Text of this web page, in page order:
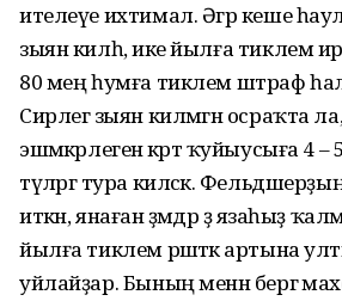
ителеүе ихтимал. Әгәр кеше
зыян килһә, ике йылға тиклем
80 мең һумға тиклем штраф
Сирлегә зыян килмәгән осраҡта
эшмәкәрлегенә кәртә ҡуйыусыға
түләргә тура киләсәк.
иткән, янаған әҙәмдәр ҙә язаһыҙ
йылға тиклем рәшәткә артына
уйлайҙар. Бының менән бергә